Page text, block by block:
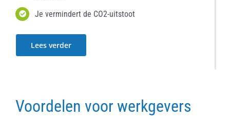
Je vermindert de CO2-uitstoot
Lees verder
Voordelen voor werkgevers